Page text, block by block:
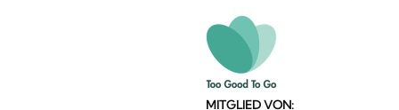
MITGLIED VON: